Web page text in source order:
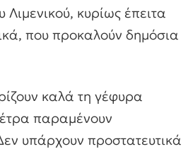
Λιμενικού, κυρίως έπειτα
που προκαλούν δημόσια
καλά τη γέφυρα
παραμένουν
υπάρχουν προστατευτικά